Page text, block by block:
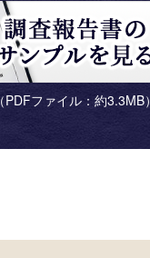
（PDFファイル：約3.3MB）